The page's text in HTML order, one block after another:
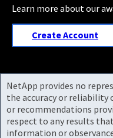
Learn more about our
Create Account
NetApp provides no
the accuracy or
or recommendations
respect to any results
information or